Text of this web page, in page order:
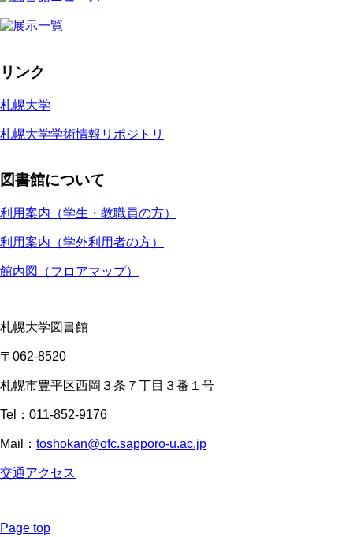
リンク
札幌大学
札幌大学学術情報リポジトリ
図書館について
利用案内（学生・教職員の方）
利用案内（学外利用者の方）
館内図（フロアマップ）
札幌大学図書館
〒062-8520
札幌市豊平区西岡３条７丁目３番１号
Tel：011-852-9176
Mail： toshokan@ofc.sapporo-u.ac.jp
交通アクセス
Page top